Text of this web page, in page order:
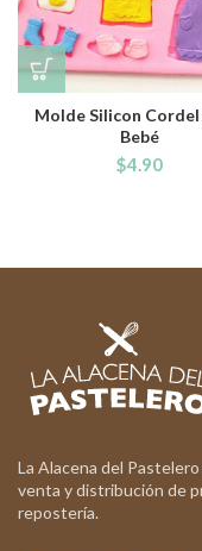
Molde Silicon Cordel
Bebé
$4.90
La Alacena del
venta y distribución de
repostería.